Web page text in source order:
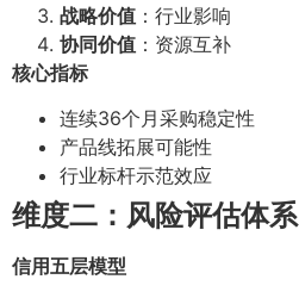
战略价值 ：行业影响
协同价值 ：资源互补
核心指标
连续36个月采购稳定性
产品线拓展可能性
行业标杆示范效应
维度二：风险评估体系
信用五层模型